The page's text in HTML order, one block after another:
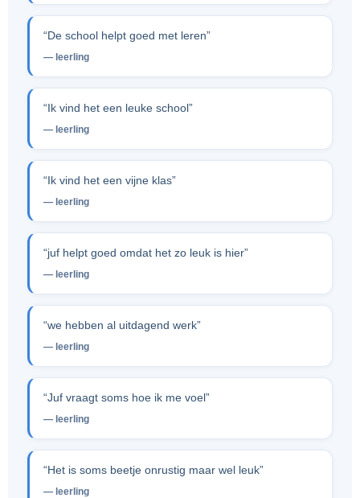
“De school helpt goed met leren”
— leerling
“Ik vind het een leuke school”
— leerling
“Ik vind het een vijne klas”
— leerling
“juf helpt goed omdat het zo leuk is hier”
— leerling
“we hebben al uitdagend werk”
— leerling
“Juf vraagt soms hoe ik me voel”
— leerling
“Het is soms beetje onrustig maar wel leuk”
— leerling